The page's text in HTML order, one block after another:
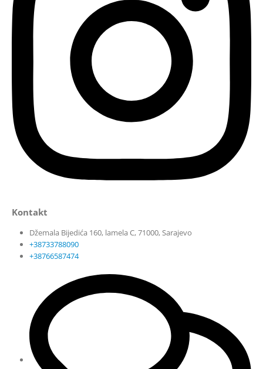
Kontakt
Džemala Bijedića 160, lamela C, 71000, Sarajevo
+38733788090
+38766587474